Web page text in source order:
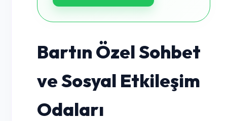
Bartın Özel Sohbet
ve Sosyal Etkileşim
Odaları